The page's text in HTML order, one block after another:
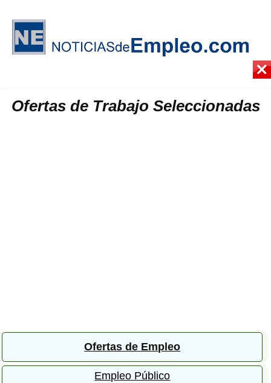
Ofertas de Trabajo Seleccionadas
Ofertas de Empleo
Empleo Público